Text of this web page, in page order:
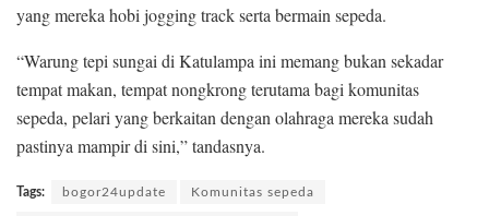
yang mereka hobi jogging track serta bermain sepeda.
“Warung tepi sungai di Katulampa ini memang bukan sekadar
tempat makan, tempat nongkrong terutama bagi komunitas
sepeda, pelari yang berkaitan dengan olahraga mereka sudah
pastinya mampir di sini,” tandasnya.
Tags: bogor24update Komunitas sepeda